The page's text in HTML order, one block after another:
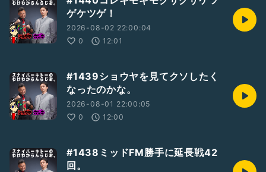
ゲケツゲ！
2026-08-02 22:00:04
0
12:01
#1439ショウヤを見てクソしたく
なったのかな。
2026-08-01 22:00:05
0
12:00
#1438ミッドFM勝手に延長戦42
回。